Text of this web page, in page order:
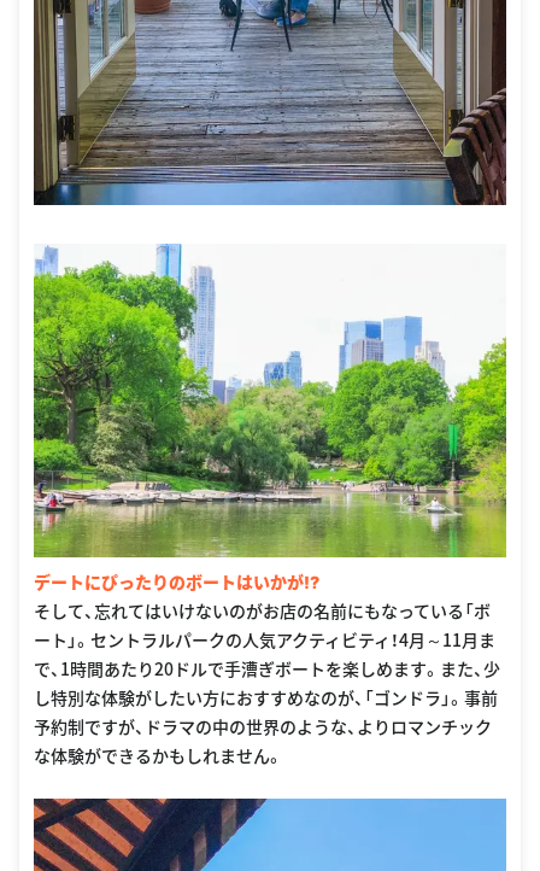
デートにぴったりのボートはいかが⁉︎
そして、忘れてはいけないのがお店の名前にもなっている「ボ
ート」。セントラルパークの人気アクティビティ！4月～11月ま
で、1時間あたり20ドルで手漕ぎボートを楽しめます。また、少
し特別な体験がしたい方におすすめなのが、「ゴンドラ」。事前
予約制ですが、ドラマの中の世界のような、よりロマンチック
な体験ができるかもしれません。